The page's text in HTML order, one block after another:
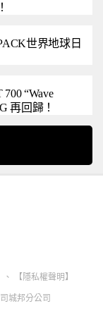
世界地球日
“Wave
再回歸！
、
【隱私權聲明】
城邦分公司